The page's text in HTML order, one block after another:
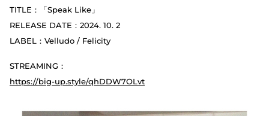
TITLE：「Speak Like」
RELEASE DATE：2024. 10. 2
LABEL：Velludo / Felicity
STREAMING：
https://big-up.style/qhDDW7OLvt